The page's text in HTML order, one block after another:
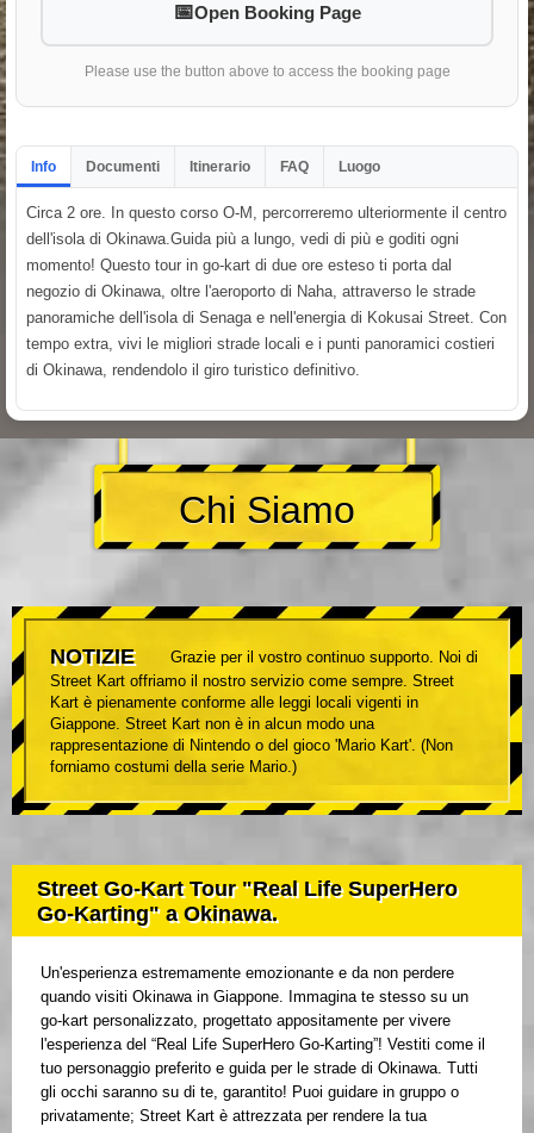
Open Booking Page
Please use the button above to access the booking page
Info Documenti Itinerario FAQ Luogo
Circa 2 ore. In questo corso O-M, percorreremo ulteriormente il centro
dell'isola di Okinawa.Guida più a lungo, vedi di più e goditi ogni
momento! Questo tour in go-kart di due ore esteso ti porta dal
negozio di Okinawa, oltre l'aeroporto di Naha, attraverso le strade
panoramiche dell'isola di Senaga e nell'energia di Kokusai Street. Con
tempo extra, vivi le migliori strade locali e i punti panoramici costieri
di Okinawa, rendendolo il giro turistico definitivo.
Chi Siamo
NOTIZIE
Grazie per il vostro continuo supporto. Noi di
Street Kart offriamo il nostro servizio come sempre. Street
Kart è pienamente conforme alle leggi locali vigenti in
Giappone. Street Kart non è in alcun modo una
rappresentazione di Nintendo o del gioco 'Mario Kart'. (Non
forniamo costumi della serie Mario.)
Street Go-Kart Tour "Real Life SuperHero
Go-Karting" a Okinawa.
Un'esperienza estremamente emozionante e da non perdere
quando visiti Okinawa in Giappone. Immagina te stesso su un
go-kart personalizzato, progettato appositamente per vivere
l'esperienza del “Real Life SuperHero Go-Karting”! Vestiti come il
tuo personaggio preferito e guida per le strade di Okinawa. Tutti
gli occhi saranno su di te, garantito! Puoi guidare in gruppo o
privatamente; Street Kart è attrezzata per rendere la tua